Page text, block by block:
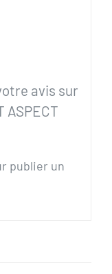
avis sur
ASPECT
publier un